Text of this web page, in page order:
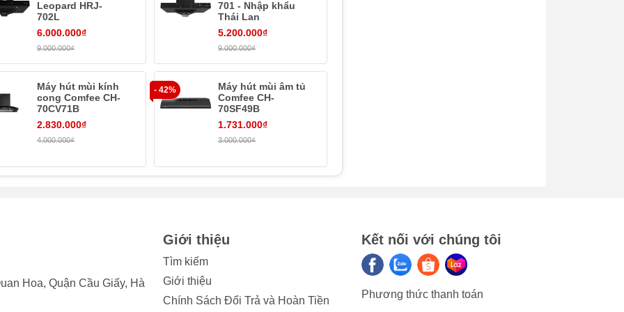
Kích thước
sản phẩm:
745 (ngang) x
480 (sâu) x 600
(cao) mm (đã
bao gồm lưới
đại chuẩn Đức nâng tầm không gian sống.
tủ, áp tường và kích thước nhỏ gọn, Junger HRJ-75 có thể lắp
tường hoặc âm tủ, phù hợp nhiều không gian.
trực quan, dễ hiểu, phù hợp với đa số đối tượng người dùng
Leopard HRJ-
702L
6.000.000₫
9.000.000₫
701 - Nhập khẩu
Thái Lan
5.200.000₫
9.000.000₫
Máy hút mùi kính
cong Comfee CH-
70CV71B
2.830.000₫
4.000.000₫
- 42%
Máy hút mùi âm tủ
Comfee CH-
70SF49B
1.731.000₫
3.000.000₫
Hoa, Quận Cầu Giấy, Hà
Giới thiệu
Tìm kiếm
Giới thiệu
Chính Sách Đổi Trả và Hoàn Tiền
Kết nối với chúng tôi
Phương thức thanh toán